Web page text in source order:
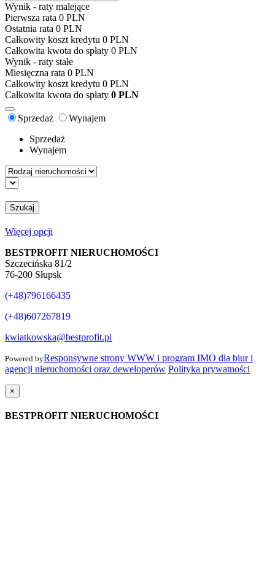
Wynik - raty malejące
Pierwsza rata 0 PLN
Ostatnia rata 0 PLN
Całkowity koszt kredytu 0 PLN
Całkowita kwota do spłaty 0 PLN
Wynik - raty stałe
Miesięczna rata 0 PLN
Całkowity koszt kredytu 0 PLN
Całkowita kwota do spłaty 0 PLN
Sprzedaż
Wynajem
Sprzedaż
Wynajem
Szukaj
Więcej opcji
BESTPROFIT NIERUCHOMOŚCI
Szczecińska 81/2
76-200 Słupsk
(+48)796166435
(+48)607267819
kwiatkowska@bestprofit.pl
Powered byResponsywne strony WWW i program IMO dla biur i
agencji nieruchomości oraz deweloperów Polityka prywatności
×
BESTPROFIT NIERUCHOMOŚCI